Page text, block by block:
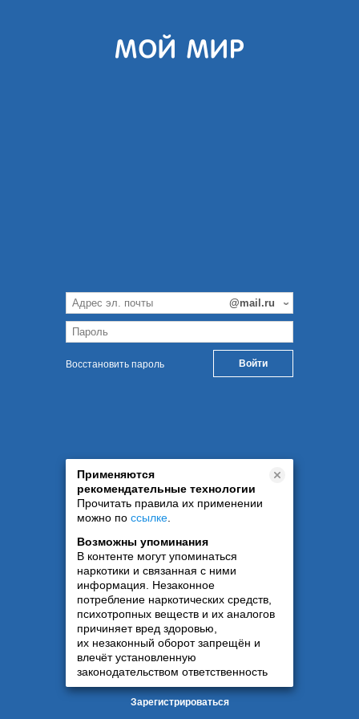
Восстановить пароль
Применяются
рекомендательные технологии
Прочитать правила их применении
можно по ссылке
Возможны упоминания
В контенте могут упоминаться
наркотики и связанная с ними
информация. Незаконное
потребление наркотических средств,
психотропных веществ и их аналогов
причиняет вред здоровью,
их незаконный оборот запрещён и
влечёт установленную
законодательством ответственность
Зарегистрироваться